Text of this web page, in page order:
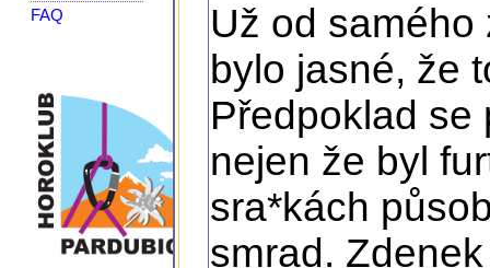
FAQ
Už od
bylo jasné, že
Předpoklad se
nejen že byl
sra*kách
smrad.